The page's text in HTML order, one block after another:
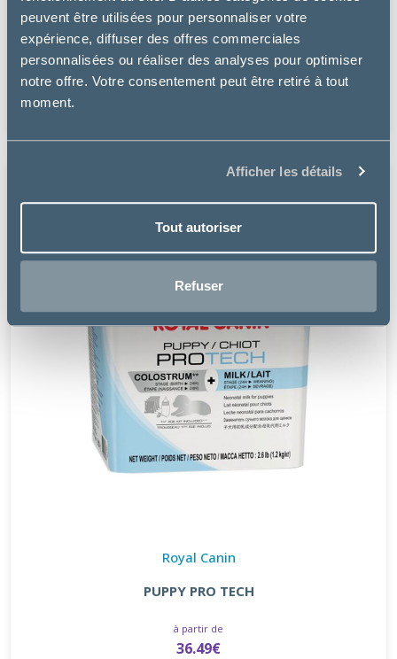
peuvent être utilisées pour personnaliser votre
expérience, diffuser des offres commerciales
personnalisées ou réaliser des analyses pour optimiser
notre offre. Votre consentement peut être retiré à tout
moment.
Afficher les détails
Tout autoriser
Refuser
Pharmadiet
BIBERON LACTADIET CHIEN
Royal Canin
PUPPY PRO TECH
à partir de
36.49€